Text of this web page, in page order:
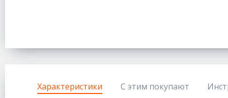
Характеристики С этим покупают